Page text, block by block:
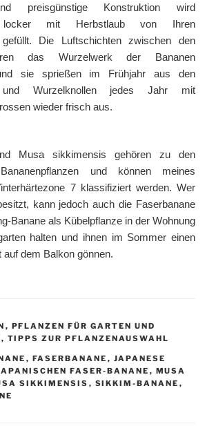
preisgünstige Konstruktion wird
locker mit Herbstlaub von Ihren
gefüllt. Die Luftschichten zwischen den
das Wurzelwerk der Bananen
sie sprießen im Frühjahr aus den
und Wurzelknollen jedes Jahr mit
wieder frisch aus.
Musa sikkimensis gehören zu den
und können meines
7 klassifiziert werden. Wer
kann jedoch auch die Faserbanane
Banane als Kübelpflanze in der Wohnung
halten und ihnen im Sommer einen
auf dem Balkon gönnen.
, PFLANZEN FÜR GARTEN UND
, TIPPS ZUR PFLANZENAUSWAHL
, FASERBANANE , JAPANESE
FASER-BANANE , MUSA
SIKKIMENSIS , SIKKIM-BANANE ,